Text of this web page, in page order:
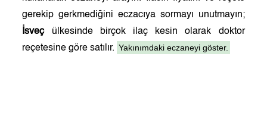
gerekip gerkmediğini eczacıya sormayı unutmayın;
İsveçülkesinde birçok ilaç kesin olarak doktor
reçetesine göre satılır. Yakınımdaki eczaneyi göster.